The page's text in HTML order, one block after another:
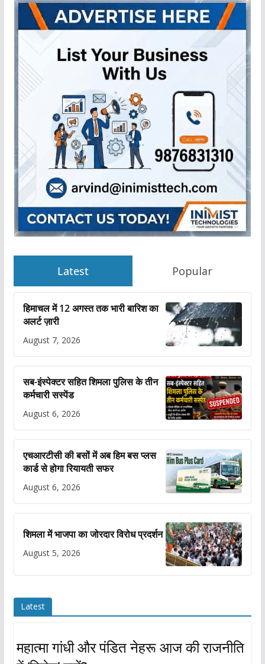
Latest Popular
हिमाचल में 12 अगस्त तक भारी बारिश का
अलर्ट ज़ारी
August 7, 2026
सब-इंस्पेक्टर सहित शिमला पुलिस के तीन
कर्मचारी सस्पेंड
August 6, 2026
एचआरटीसी की बसों में अब हिम बस प्लस
कार्ड से होगा रियायती सफर
August 6, 2026
शिमला में भाजपा का जोरदार विरोध प्रदर्शन
August 5, 2026
Latest
महात्मा गांधी और पंडित नेहरू आज की राजनीति